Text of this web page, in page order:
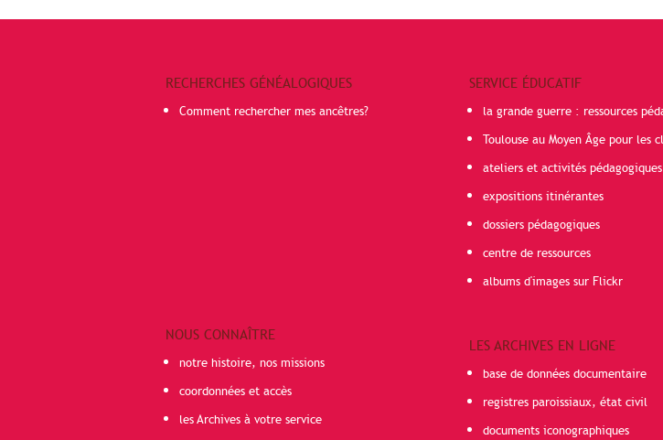
RECHERCHES GÉNÉALOGIQUES
Comment rechercher mes ancêtres?
NOUS CONNAÎTRE
notre histoire, nos missions
coordonnées et accès
les Archives à votre service
SERVICE ÉDUCATIF
la grande guerre : ressources
Toulouse au Moyen Âge pour les
ateliers et activités pédagogiques
expositions itinérantes
dossiers pédagogiques
centre de ressources
albums d'images sur Flickr
LES ARCHIVES EN LIGNE
base de données documentaire
registres paroissiaux, état civil
documents iconographiques